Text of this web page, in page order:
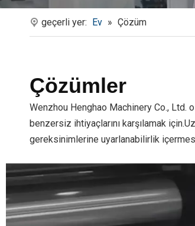
geçerli yer: Ev » Çözüm
Çözümler
Wenzhou Henghao Machinery Co., Ltd.
benzersiz ihtiyaçlarını karşılamak
gereksinimlerine uyarlanabilirlik